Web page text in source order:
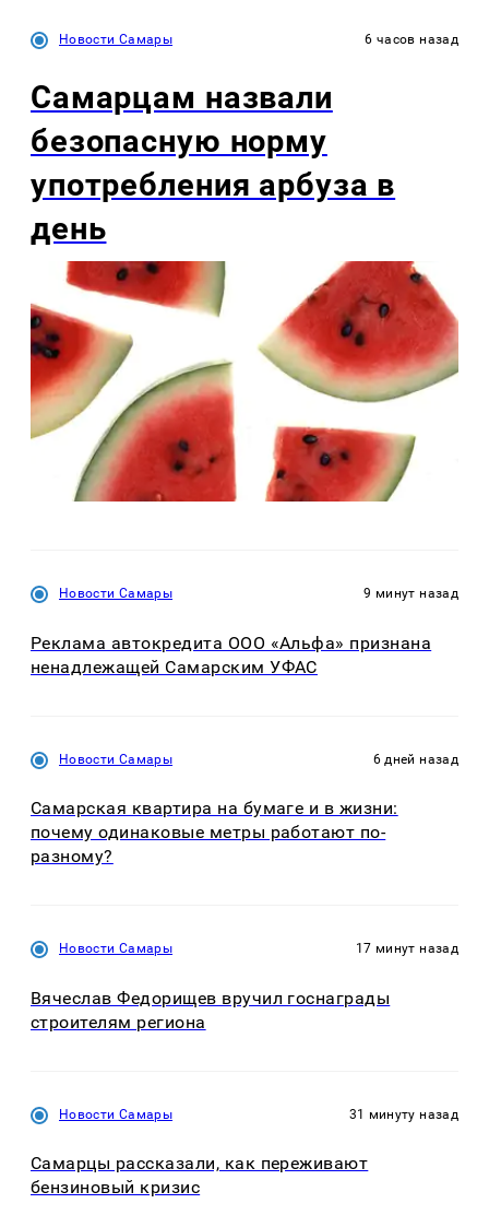
Новости Самары 6 часов назад
Самарцам назвали
безопасную норму
употребления арбуза в
день
Новости Самары 9 минут назад
Реклама автокредита ООО «Альфа» признана
ненадлежащей Самарским УФАС
Новости Самары 6 дней назад
Самарская квартира на бумаге и в жизни:
почему одинаковые метры работают по-
разному?
Новости Самары 17 минут назад
Вячеслав Федорищев вручил госнаграды
строителям региона
Новости Самары 31 минуту назад
Самарцы рассказали, как переживают
бензиновый кризис